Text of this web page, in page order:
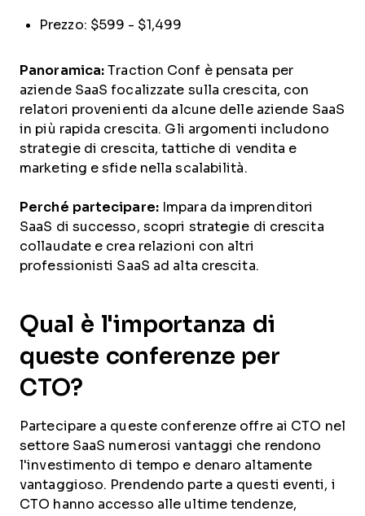
Prezzo: $599 - $1,499
Panoramica:Traction Conf è pensata per
aziende SaaS focalizzate sulla crescita, con
relatori provenienti da alcune delle aziende SaaS
in più rapida crescita. Gli argomenti includono
strategie di crescita, tattiche di vendita e
marketing e sfide nella scalabilità.
Perché partecipare: Impara da imprenditori
SaaS di successo, scopri strategie di crescita
collaudate e crea relazioni con altri
professionisti SaaS ad alta crescita.
Qual è l'importanza di
queste conferenze per
CTO?
Partecipare a queste conferenze offre ai CTO nel
settore SaaS numerosi vantaggi che rendono
l'investimento di tempo e denaro altamente
vantaggioso. Prendendo parte a questi eventi, i
CTO hanno accesso alle ultime tendenze,